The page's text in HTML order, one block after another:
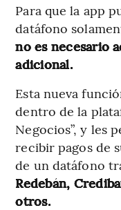
Para que la app
datáfono
no es necesario
adicional.
Esta nueva
dentro de la
Negocios”, y les
recibir pagos de
de un datáfono
Redebán,
otros.